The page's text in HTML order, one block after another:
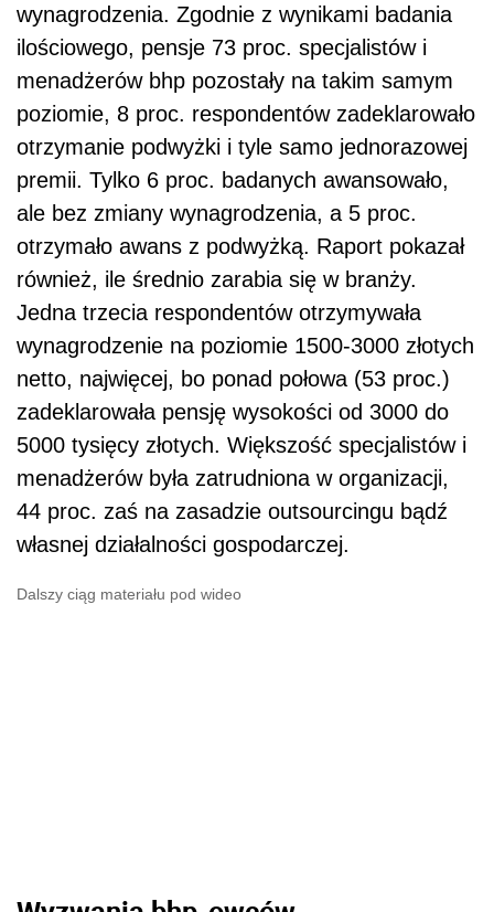
wynagrodzenia. Zgodnie z wynikami badania
ilościowego, pensje 73 proc. specjalistów i
menadżerów bhp pozostały na takim samym
poziomie, 8 proc. respondentów zadeklarowało
otrzymanie podwyżki i tyle samo jednorazowej
premii. Tylko 6 proc. badanych awansowało,
ale bez zmiany wynagrodzenia, a 5 proc.
otrzymało awans z podwyżką. Raport pokazał
również, ile średnio zarabia się w branży.
Jedna trzecia respondentów otrzymywała
wynagrodzenie na poziomie 1500-3000 złotych
netto, najwięcej, bo ponad połowa (53 proc.)
zadeklarowała pensję wysokości od 3000 do
5000 tysięcy złotych. Większość specjalistów i
menadżerów była zatrudniona w organizacji,
44 proc. zaś na zasadzie outsourcingu bądź
własnej działalności gospodarczej.
Dalszy ciąg materiału pod wideo